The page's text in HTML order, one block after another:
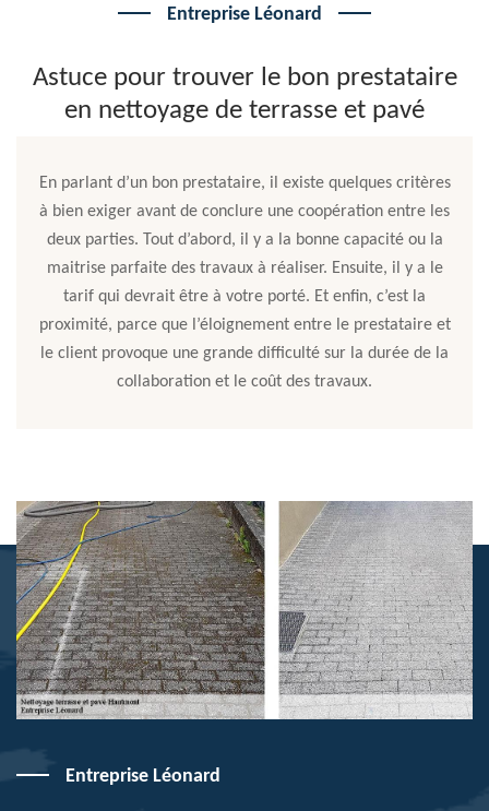
Entreprise Léonard
Astuce pour trouver le bon prestataire
en nettoyage de terrasse et pavé
En parlant d’un bon prestataire, il existe quelques critères
à bien exiger avant de conclure une coopération entre les
deux parties. Tout d’abord, il y a la bonne capacité ou la
maitrise parfaite des travaux à réaliser. Ensuite, il y a le
tarif qui devrait être à votre porté. Et enfin, c’est la
proximité, parce que l’éloignement entre le prestataire et
le client provoque une grande difficulté sur la durée de la
collaboration et le coût des travaux.
Entreprise Léonard